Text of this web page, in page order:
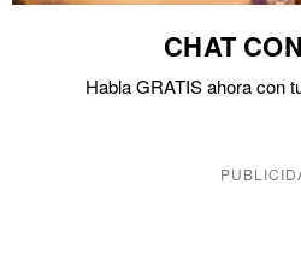
CHAT
Habla GRATIS ahora con